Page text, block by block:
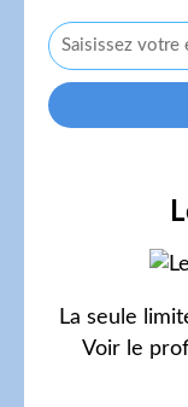
La seule
Voir le